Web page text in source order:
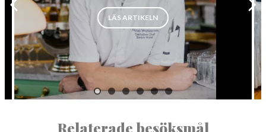
LÄS ARTIKELN”TILL BORDS PÅ STEAM HOTEL”
Relaterade besöksmål